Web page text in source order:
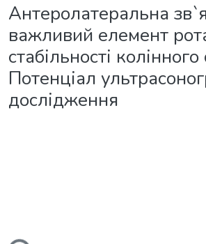
Антеролатеральна
важливий елемент
стабільності
Потенціал
дослідження